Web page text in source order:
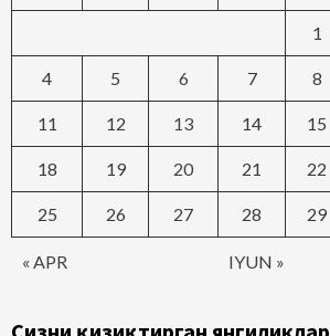
« APR IYUN »
1
4 5 6 7 8
11 12 13 14 15
18 19 20 21 22
25 26 27 28 29